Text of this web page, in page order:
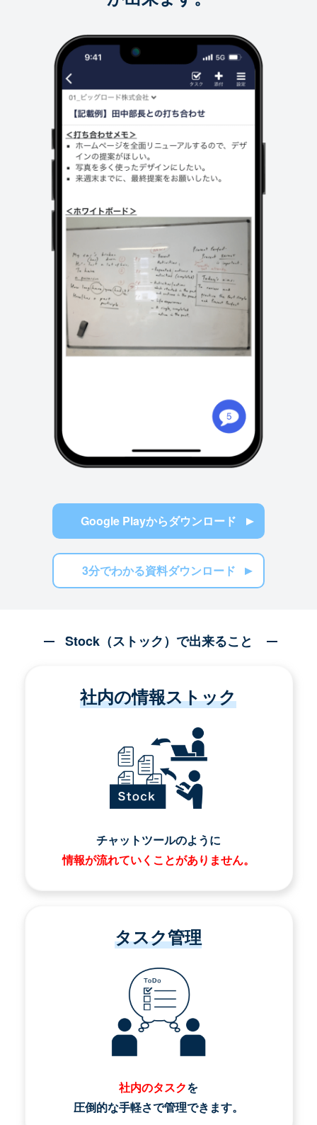
Google Playからダウンロード
3分でわかる資料ダウンロード
Stock（ストック）で出来ること
社内の情報ストック
チャットツールのように
情報が流れていくことがありません。
タスク管理
社内のタスクを
圧倒的な手軽さで管理できます。